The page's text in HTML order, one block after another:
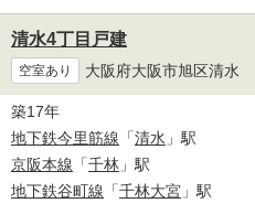
清水4丁目戸建
空室あり 大阪府大阪市旭区清水
築17年
地下鉄今里筋線 「清水 」駅
京阪本線 「千林 」駅
地下鉄谷町線 「千林大宮 」駅